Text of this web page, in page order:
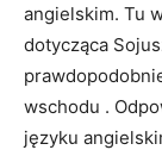
angielskim. Tu
dotycząca
wschodu .
języku